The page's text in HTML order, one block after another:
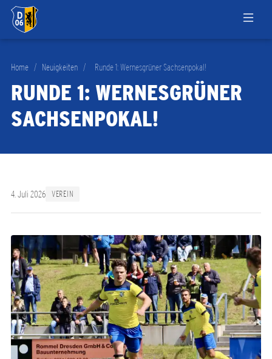
Home / Neuigkeiten / Runde 1: Wernesgrüner Sachsenpokal!
RUNDE 1: WERNESGRÜNER
SACHSENPOKAL!
4. Juli 2026 VEREIN